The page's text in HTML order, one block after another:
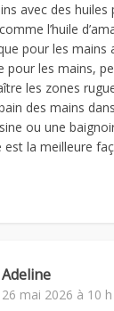
avec des
l’huile
pour les
pour les mains,
les zones
des mains
ou une
est la meilleure
Adeline
26 mai 2026 à 10